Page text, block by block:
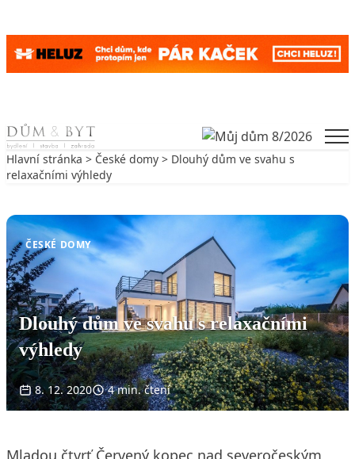
Skip to content
Hlavní stránka > České domy > Dlouhý dům ve svahu s
relaxačními výhledy
ČESKÉ DOMY
Dlouhý dům ve svahu s relaxačními
výhledy
8. 12. 2020 4 min. čtení
Mladou čtvrť Červený kopec nad severočeským